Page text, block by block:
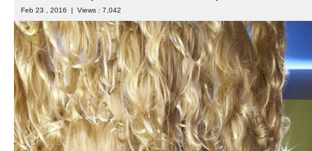
Feb 23 , 2016 | Views : 7,042